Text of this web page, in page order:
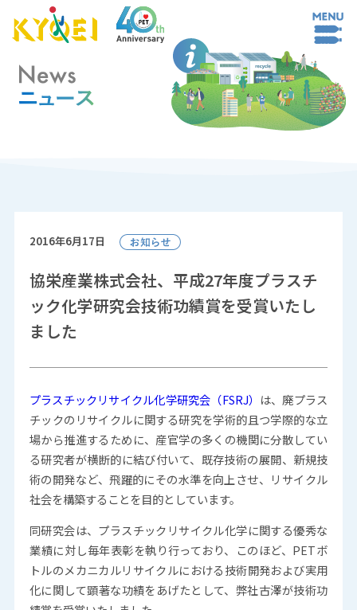
2016年6月17日
協栄産業株式会社、平成27年度プラスチ
ック化学研究会技術功績賞を受賞いたし
ました
プラスチックリサイクル化学研究会（FSRJ） は、廃プラス
チックのリサイクルに関する研究を学術的且つ学際的な立
場から推進するために、産官学の多くの機関に分散してい
る研究者が横断的に結び付いて、既存技術の展開、新規技
術の開発など、飛躍的にその水準を向上させ、リサイクル
社会を構築することを目的としています。
同研究会は、プラスチックリサイクル化学に関する優秀な
業績に対し毎年表彰を執り行っており、このほど、PETボ
トルのメカニカルリサイクルにおける技術開発および実用
化に関して顕著な功績をあげたとして、弊社古澤が技術功